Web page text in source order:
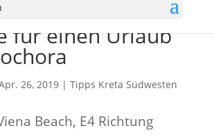
3 gute
für einen Urlaub
26, 2019| Tipps Kreta Südwesten